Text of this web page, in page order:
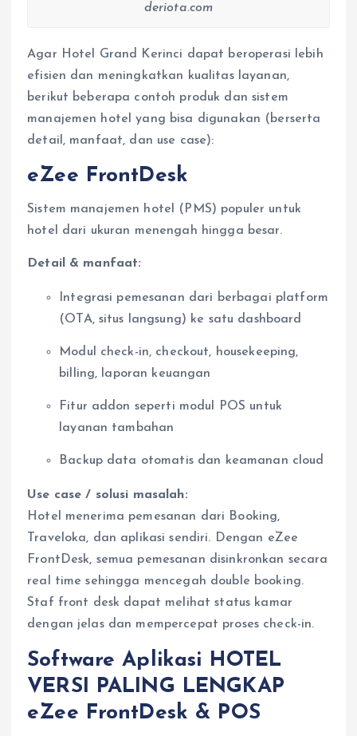
deriota.com
Agar Hotel Grand Kerinci dapat beroperasi lebih
efisien dan meningkatkan kualitas layanan,
berikut beberapa contoh produk dan sistem
manajemen hotel yang bisa digunakan (berserta
detail, manfaat, dan use case):
eZee FrontDesk
Sistem manajemen hotel (PMS) populer untuk
hotel dari ukuran menengah hingga besar.
Detail & manfaat:
Integrasi pemesanan dari berbagai platform
(OTA, situs langsung) ke satu dashboard
Modul check-in, checkout, housekeeping,
billing, laporan keuangan
Fitur addon seperti modul POS untuk
layanan tambahan
Backup data otomatis dan keamanan cloud
Use case / solusi masalah:
Hotel menerima pemesanan dari Booking,
Traveloka, dan aplikasi sendiri. Dengan eZee
FrontDesk, semua pemesanan disinkronkan secara
real time sehingga mencegah double booking.
Staf front desk dapat melihat status kamar
dengan jelas dan mempercepat proses check-in.
Software Aplikasi HOTEL
VERSI PALING LENGKAP
eZee FrontDesk & POS